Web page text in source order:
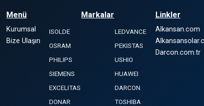
Menü
Kurumsal
Bize Ulaşın
Markalar
ISOLDE
LEDVANCE
OSRAM
PEKISTAS
PHILIPS
USHIO
SIEMENS
HUAWEI
EXCELITAS
DARCON
DONAR
TOSHIBA
Linkler
Alkansan.com
Darcon.com.tr